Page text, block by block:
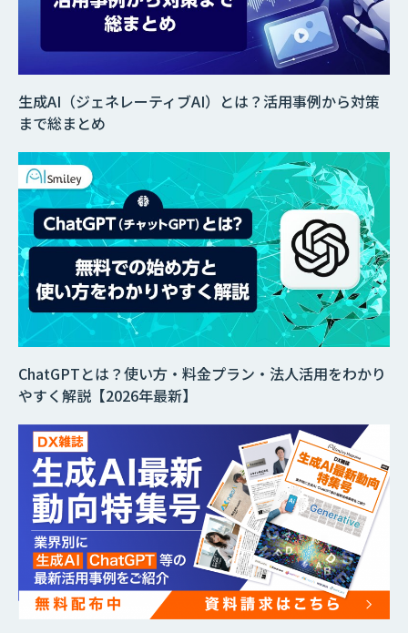
生成AI（ジェネレーティブAI）とは？活用事例から対策
まで総まとめ
ChatGPTとは？使い方・料金プラン・法人活用をわかり
やすく解説【2026年最新】